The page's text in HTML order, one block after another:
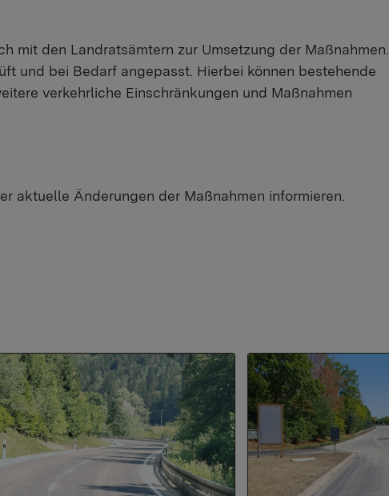
mit den Landratsämtern zur Umsetzung der Maßnahmen.
und bei Bedarf angepasst. Hierbei können bestehende
verkehrliche Einschränkungen und Maßnahmen
aktuelle Änderungen der Maßnahmen informieren.